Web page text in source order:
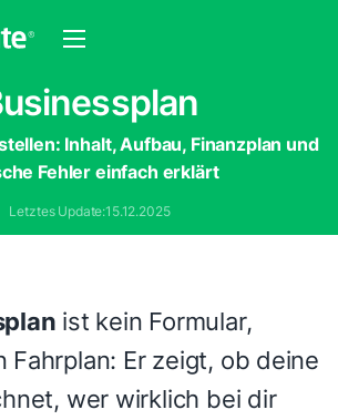
Inhalt, Aufbau, Finanzplan und
Fehler einfach erklärt
Letztes Update:15.12.2025
ist kein Formular,
Fahrplan: Er zeigt, ob deine
wer wirklich bei dir